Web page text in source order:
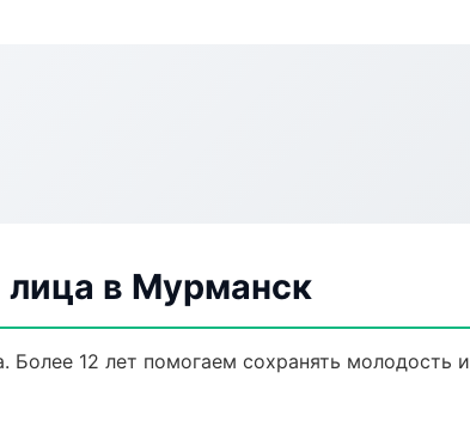
в Мурманск
12 лет помогаем сохранять молодость